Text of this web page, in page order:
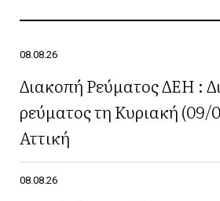
08.08.26
Διακοπή Ρεύματος ΔΕΗ :
ρεύματος τη Κυριακή (09/
Αττική
08.08.26